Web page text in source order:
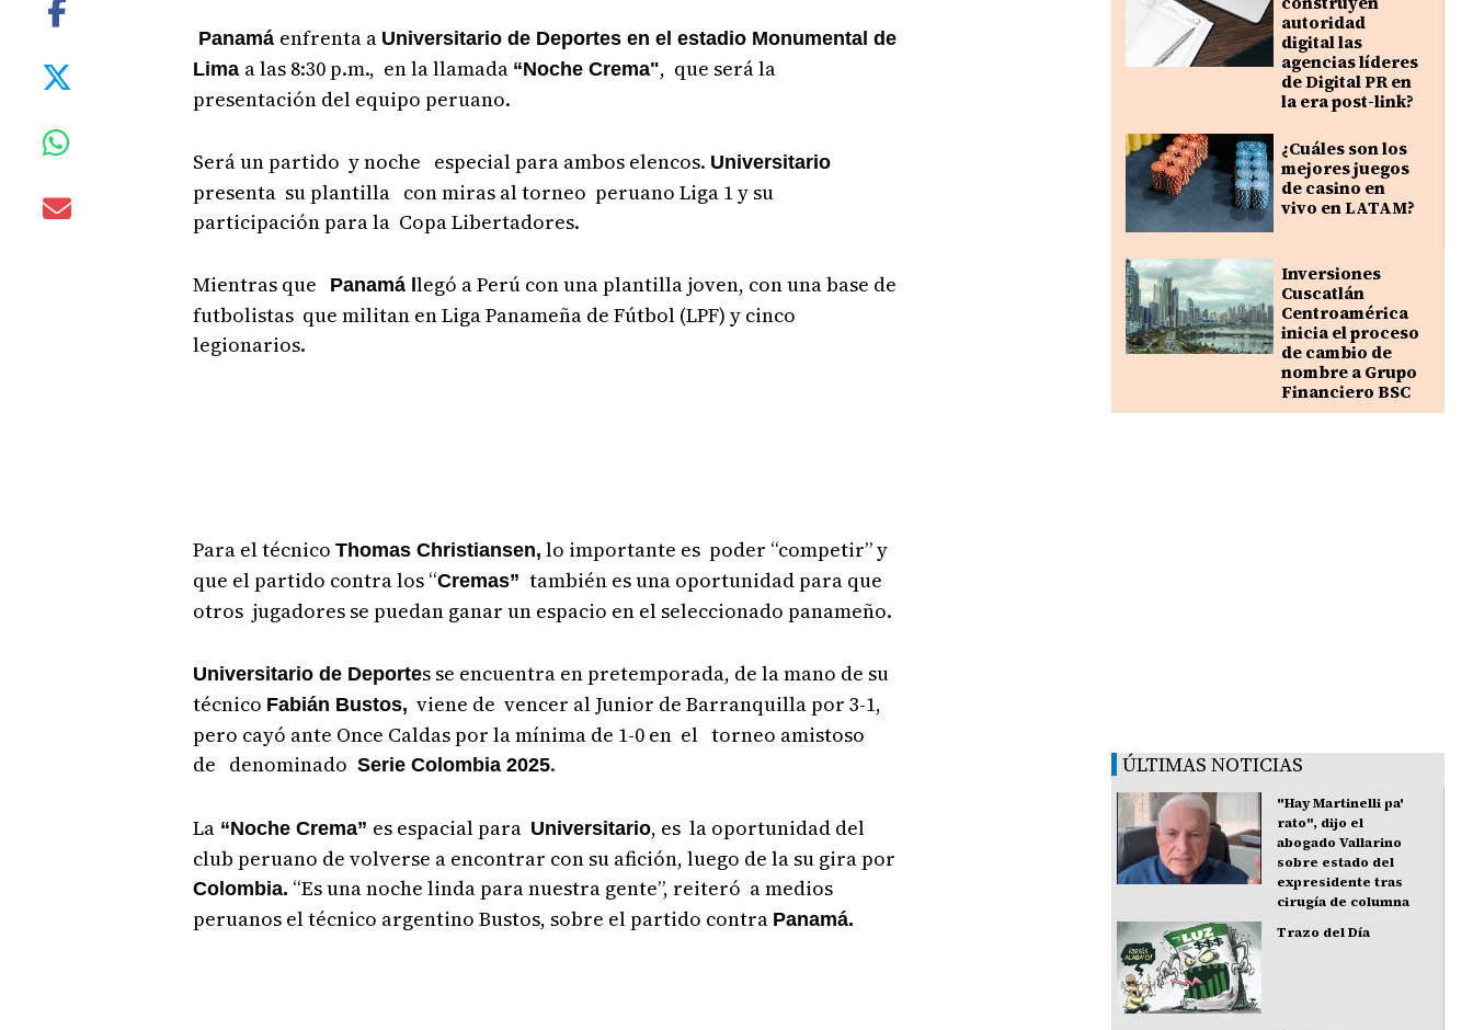
Panamá enfrenta a Universitario de Deportes en el estadio Monumental de
Lima a las 8:30 p.m., en la llamada “Noche Crema", que será la
presentación del equipo peruano.
Será un partido y noche especial para ambos elencos. Universitario
presenta su plantilla con miras al torneo peruano Liga 1 y su
participación para la Copa Libertadores.
Mientras que Panamá l legó a Perú con una plantilla joven, con una base de
futbolistas que militan en Liga Panameña de Fútbol (LPF) y cinco
legionarios.
Para el técnico Thomas Christiansen, lo importante es poder “competir” y
que el partido contra los “Cremas” también es una oportunidad para que
otros jugadores se puedan ganar un espacio en el seleccionado panameño.
Universitario de Deportes se encuentra en pretemporada, de la mano de su
técnico Fabián Bustos, viene de vencer al Junior de Barranquilla por 3-1,
pero cayó ante Once Caldas por la mínima de 1-0 en el torneo amistoso
de denominado Serie Colombia 2025.
La“Noche Crema” es espacial para Universitario, es la oportunidad del
club peruano de volverse a encontrar con su afición, luego de la su gira por
Colombia. “Es una noche linda para nuestra gente”, reiteró a medios
peruanos el técnico argentino Bustos, sobre el partido contra Panamá.
autoridad
digital las
agencias líderes
de Digital PR en
la era post-link?
¿Cuáles son los
mejores juegos
de casino en
vivo en LATAM?
Inversiones
Cuscatlán
Centroamérica
inicia el proceso
de cambio de
nombre a Grupo
Financiero BSC
ÚLTIMAS NOTICIAS
"Hay Martinelli pa'
rato", dijo el
abogado Vallarino
sobre estado del
expresidente tras
cirugía de columna
Trazo del Día